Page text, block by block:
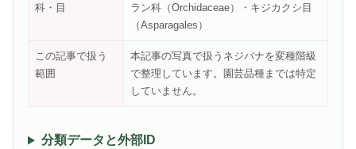
科・目
ラン科（Orchidaceae）・キジカクシ目
（Asparagales）
この記事で扱う
範囲
本記事の写真で扱うネジバナを変種階級
で整理しています。園芸品種までは特定
していません。
分類データと外部ID